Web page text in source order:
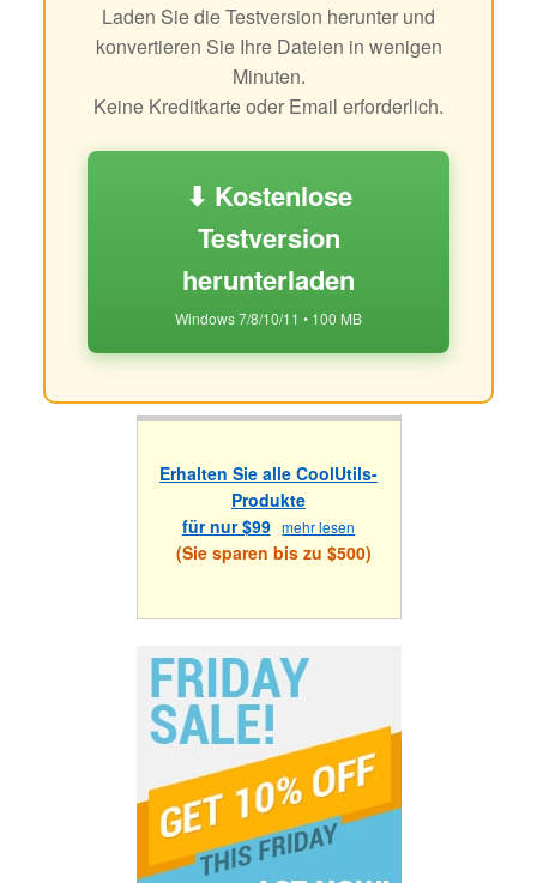
Laden Sie die Testversion herunter und
konvertieren Sie Ihre Dateien in wenigen
Minuten.
Keine Kreditkarte oder Email erforderlich.
⬇ Kostenlose
Testversion
herunterladen
Windows 7/8/10/11 • 100 MB
Erhalten Sie alle CoolUtils-
Produkte
für nur $99 mehr lesen
(Sie sparen bis zu $500)